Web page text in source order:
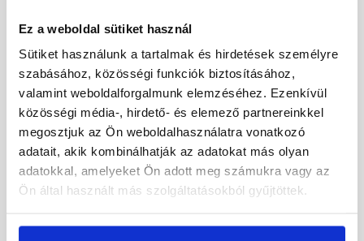
Ez a weboldal sütiket használ
Sütiket használunk a tartalmak és hirdetések személyre
szabásához, közösségi funkciók biztosításához,
valamint weboldalforgalmunk elemzéséhez. Ezenkívül
közösségi média-, hirdető- és elemező partnereinkkel
megosztjuk az Ön weboldalhasználatra vonatkozó
adatait, akik kombinálhatják az adatokat más olyan
adatokkal, amelyeket Ön adott meg számukra vagy az
Ön által használt más szolgáltatásokból gyűjtöttek.
Bramac Durovent Római
műanyag alapcserép
téglavörös
Rendelésre
13 365 Ft
Bramac Durovent Reviva
műanyag alapcserép barna
Rendelésre
16 660 Ft / db